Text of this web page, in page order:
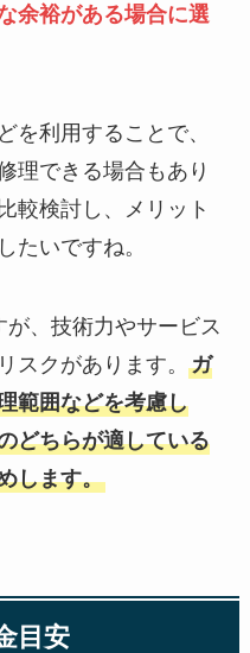
余裕がある場合に選
を利用することで、
理できる場合もあり
較検討し、メリット
たいですね。
、技術力やサービス
スクがあります。 ガ
範囲などを考慮し
どちらが適している
します。
目安